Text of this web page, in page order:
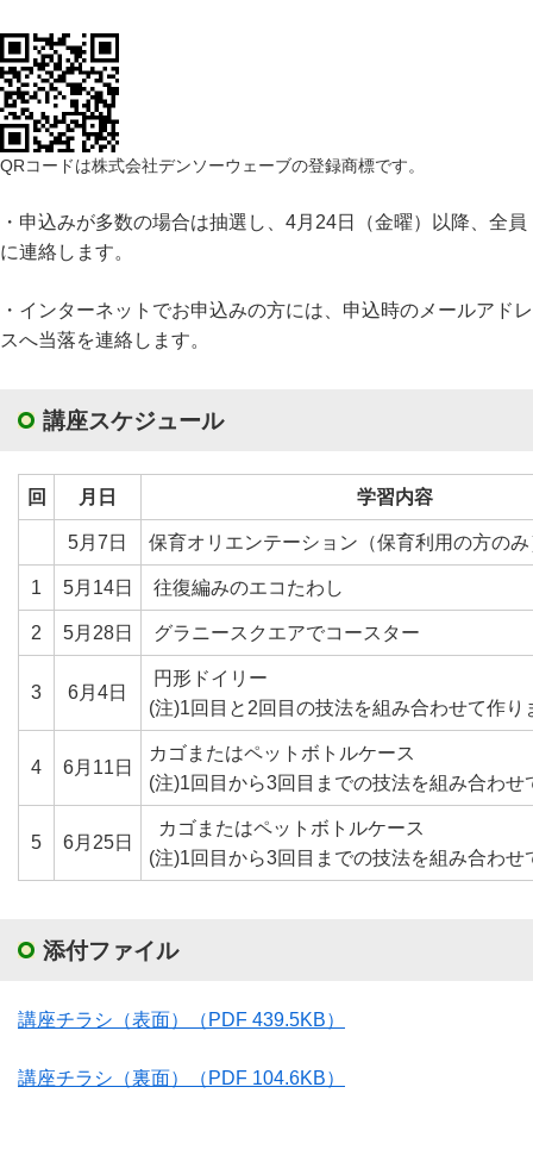
QRコードは株式会社デンソーウェーブの登録商標です。
・申込みが多数の場合は抽選し、4月24日（金曜）以降、全員
に連絡します。
・インターネットでお申込みの方には、申込時のメールアドレ
スへ当落を連絡します。
講座スケジュール
回 月日 学習内容
5月7日 保育オリエンテーション（保育利用の方の
1 5月14日 往復編みのエコたわし
2 5月28日 グラニースクエアでコースター
3 6月4日
円形ドイリー
(注)1回目と2回目の技法を組み合わせて作り
4 6月11日
カゴまたはペットボトルケース
(注)1回目から3回目までの技法を組み合わせ
5 6月25日
カゴまたはペットボトルケース
(注)1回目から3回目までの技法を組み合わせ
添付ファイル
講座チラシ（表面） （PDF 439.5KB）
講座チラシ（裏面） （PDF 104.6KB）